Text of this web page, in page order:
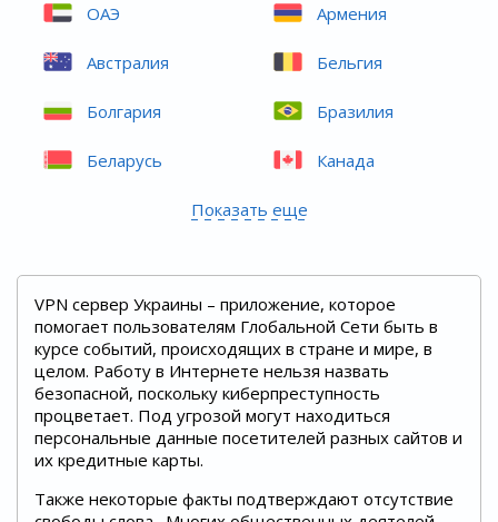
ОАЭ Армения
Австралия Бельгия
Болгария Бразилия
Беларусь Канада
Показать еще
VPN сервер Украины – приложение, которое
помогает пользователям Глобальной Сети быть в
курсе событий, происходящих в стране и мире, в
целом. Работу в Интернете нельзя назвать
безопасной, поскольку киберпреступность
процветает. Под угрозой могут находиться
персональные данные посетителей разных сайтов и
их кредитные карты.
Также некоторые факты подтверждают отсутствие